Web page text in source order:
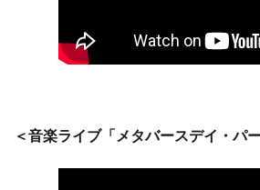
＜音楽ライブ「メタバースデイ・パ